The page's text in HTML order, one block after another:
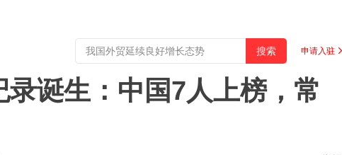
申请入驻
诞生：中国7人上榜，常